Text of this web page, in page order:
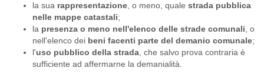
la sua rappresentazione , o meno, quale strada pubblica
nelle mappe catastali;
la presenza o meno nell'elenco delle strade comunali , o
nell'elenco dei beni facenti parte del demanio comunale;
l'uso pubblico della strada , che salvo prova contraria è
sufficiente ad affermarne la demanialità.